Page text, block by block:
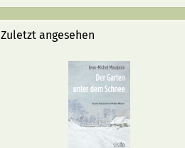
Zuletzt angesehen